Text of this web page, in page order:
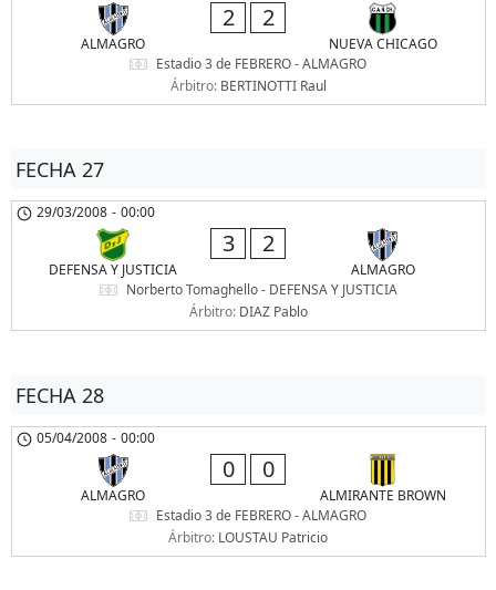
ALMAGRO
2 2
NUEVA CHICAGO
Estadio 3 de FEBRERO - ALMAGRO
Árbitro: BERTINOTTI Raul
FECHA 27
29/03/2008 - 00:00
DEFENSA Y JUSTICIA
3 2
ALMAGRO
Norberto Tomaghello - DEFENSA Y JUSTICIA
Árbitro: DIAZ Pablo
FECHA 28
05/04/2008 - 00:00
ALMAGRO
0 0
ALMIRANTE BROWN
Estadio 3 de FEBRERO - ALMAGRO
Árbitro: LOUSTAU Patricio